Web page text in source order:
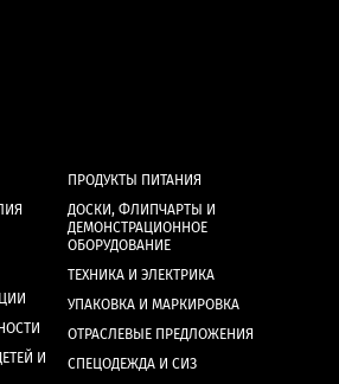
И
ПРОДУКТЫ ПИТАНИЯ
ДОСКИ, ФЛИПЧАРТЫ И
ДЕМОНСТРАЦИОННОЕ
ОБОРУДОВАНИЕ
ТЕХНИКА И ЭЛЕКТРИКА
УПАКОВКА И МАРКИРОВКА
ОТРАСЛЕВЫЕ ПРЕДЛОЖЕНИЯ
СПЕЦОДЕЖДА И СИЗ